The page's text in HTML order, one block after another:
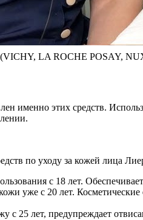
LA ROCHE POSAY,
именно этих средств.
по уходу за кожей лица
с 18 лет.
уже с 20 лет. Косметические
с 25 лет, предупреждает